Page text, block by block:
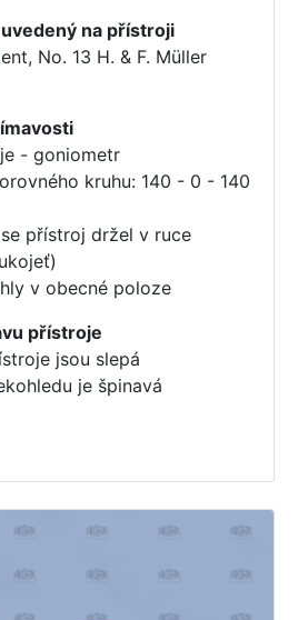
na přístroji
No. 13 H. & F. Müller
- goniometr
kruhu: 140 - 0 - 140
přístroj držel v ruce
v obecné poloze
přístroje
jsou slepá
je špinavá